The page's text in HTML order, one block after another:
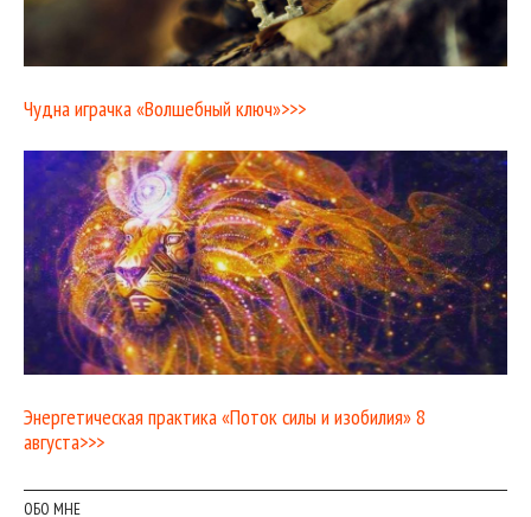
Чудна играчка «Волшебный ключ»>>>
Энергетическая практика «Поток силы и изобилия» 8
августа>>>
ОБО МНЕ